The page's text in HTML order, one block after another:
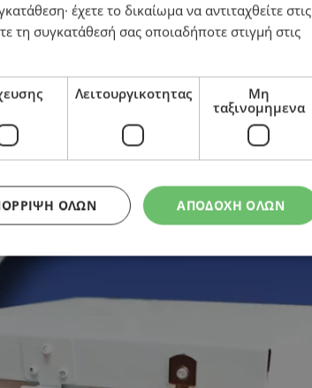
έχετε το δικαίωμα να αντιταχθείτε στις
τη συγκατάθεσή σας οποιαδήποτε στιγμή στις
Λειτουργικοτητας
Μη
ταξινομημενα
ΑΠΟΔΟΧΗ ΟΛΩΝ
ΌΛΩΝ